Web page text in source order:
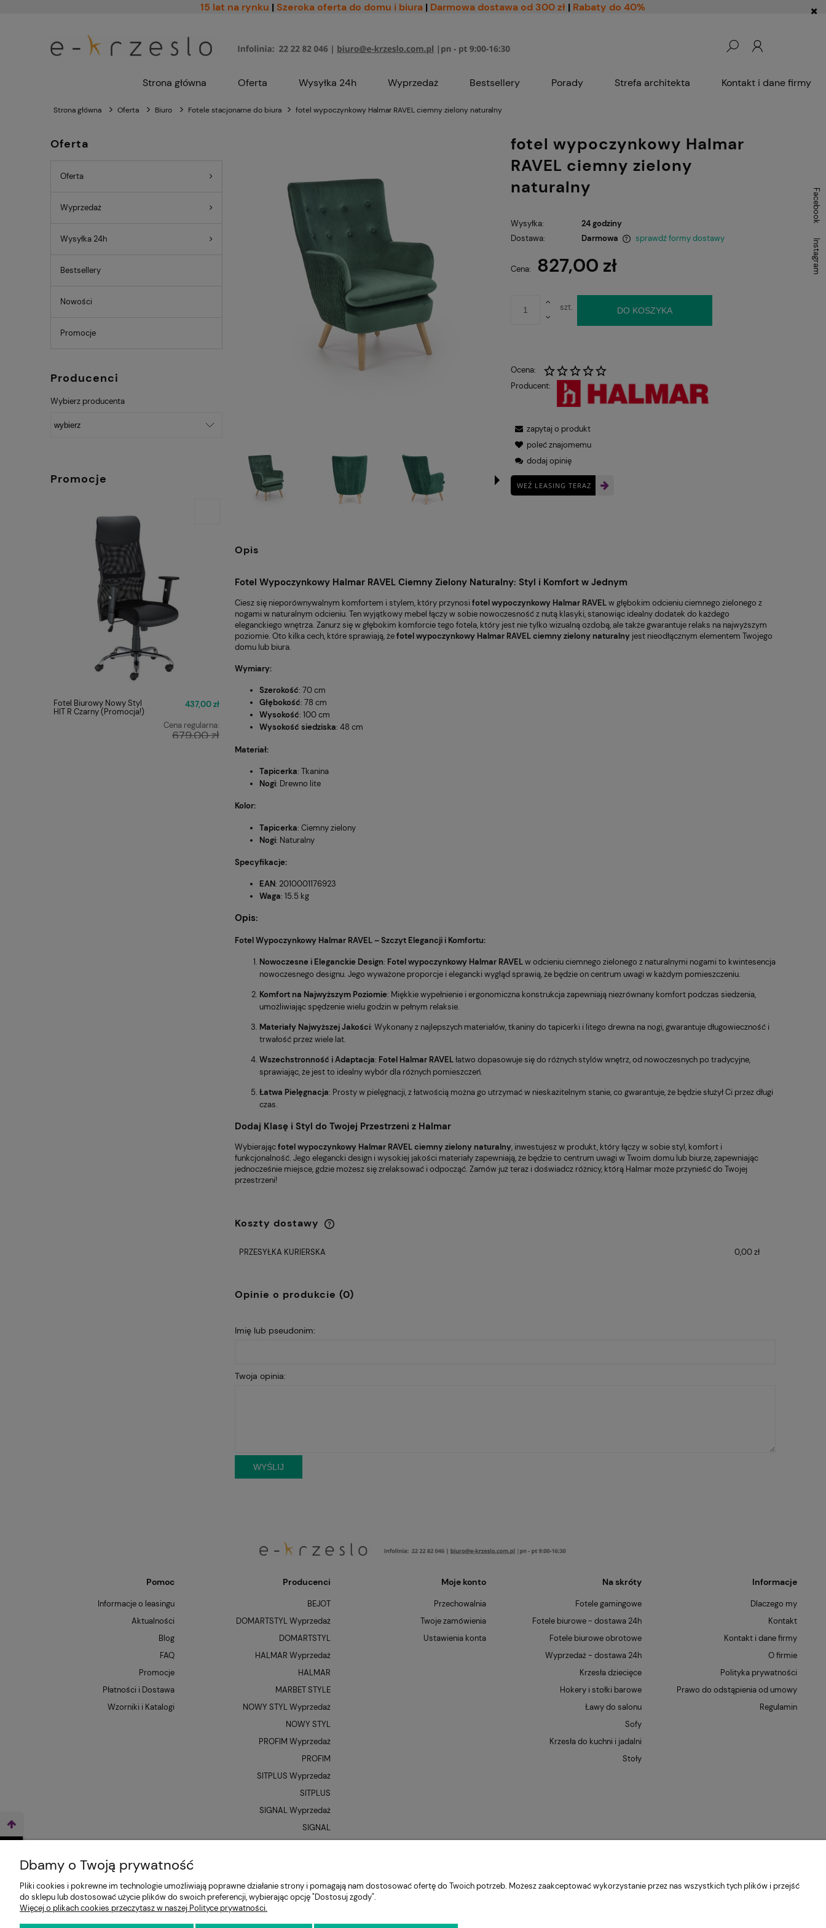
15 lat na rynku | Szeroka oferta do domu i biura | Darmowa dostawa od 300 zł | Rabaty do 40%
Strona główna Oferta Wysyłka 24h Wyprzedaż Bestsellery Porady Strefa architekta Kontakt i dane firmy
Strona główna Oferta Biuro Fotele stacjonarne do biura fotel wypoczynkowy Halmar RAVEL ciemny zielony naturalny
Oferta
Oferta
Wyprzedaż
Wysyłka 24h
Bestsellery
Nowości
Promocje
Producenci
Wybierz producenta
Promocje
Fotel Biurowy Nowy Styl
HIT R Czarny (Promocja!)
437,00 zł
Cena regularna:
679,00 zł
FOTEL OBROTOWY VIRE
Q-025 CZARNY
Cena regularna:
fotel wypoczynkowy Halmar
RAVEL ciemny zielony
naturalny
Wysyłka:
24 godziny
Dostawa:
Darmowa
Cena nie zawiera ewentualnych kosztów
sprawdź formy dostawy
Cena: 827,00 zł
szt. DO KOSZYKA
Ocena:
Producent:
zapytaj o produkt
poleć znajomemu
dodaj opinię
WEŹ LEASING TERAZ
Opis
Fotel Wypoczynkowy Halmar RAVEL Ciemny Zielony Naturalny: Styl i Komfort w Jednym
Ciesz się nieporównywalnym komfortem i stylem, który przynosi fotel wypoczynkowy Halmar RAVELw głębokim odcieniu ciemnego zielonego z
nogami w naturalnym odcieniu. Ten wyjątkowy mebel łączy w sobie nowoczesność z nutą klasyki, stanowiąc idealny dodatek do każdego
eleganckiego wnętrza. Zanurz się w głębokim komforcie tego fotela, który jest nie tylko wizualną ozdobą, ale także gwarantuje relaks na najwyższym
poziomie. Oto kilka cech, które sprawiają, żefotel wypoczynkowy Halmar RAVEL ciemny zielony naturalny jest nieodłącznym elementem Twojego
domu lub biura.
Wymiary:
Szerokość: 70 cm
Głębokość: 78 cm
Wysokość: 100 cm
Wysokość siedziska: 48 cm
Materiał:
Tapicerka: Tkanina
Nogi: Drewno lite
Kolor:
Tapicerka: Ciemny zielony
Nogi: Naturalny
Specyfikacje:
EAN: 2010001176923
Waga: 15.5 kg
Opis:
Fotel Wypoczynkowy Halmar RAVEL– Szczyt Elegancji i Komfortu:
Nowoczesne i Eleganckie Design: Fotel wypoczynkowy Halmar RAVELw odcieniu ciemnego zielonego z naturalnymi nogami to kwintesencja
nowoczesnego designu. Jego wyważone proporcje i elegancki wygląd sprawią, że będzie on centrum uwagi w każdym pomieszczeniu.
Komfort na Najwyższym Poziomie: Miękkie wypełnienie i ergonomiczna konstrukcja zapewniają niezrównany komfort podczas siedzenia,
umożliwiając spędzenie wielu godzin w pełnym relaksie.
Materiały Najwyższej Jakości: Wykonany z najlepszych materiałów, tkaniny do tapicerki i litego drewna na nogi, gwarantuje długowieczność i
trwałość przez wiele lat.
Wszechstronność i Adaptacja: Fotel Halmar RAVELłatwo dopasowuje się do różnych stylów wnętrz, od nowoczesnych po tradycyjne,
sprawiając, że jest to idealny wybór dla różnych pomieszczeń.
Łatwa Pielęgnacja: Prosty w pielęgnacji, z łatwością można go utrzymać w nieskazitelnym stanie, co gwarantuje, że będzie służył Ci przez długi
czas.
Dodaj Klasę i Styl do Twojej Przestrzeni z Halmar
Wybierającfotel wypoczynkowy Halmar RAVEL ciemny zielony naturalny, inwestujesz w produkt, który łączy w sobie styl, komfort i
funkcjonalność. Jego elegancki design i wysokiej jakości materiały zapewniają, że będzie to centrum uwagi w Twoim domu lub biurze, zapewniając
jednocześnie miejsce, gdzie możesz się zrelaksować i odpocząć. Zamów już teraz i doświadcz różnicy, którą Halmar może przynieść do Twojej
przestrzeni!
Koszty dostawy
PRZESYŁKA KURIERSKA 0,00 zł
Opinie o produkcie (0)
Imię lub pseudonim:
Twoja opinia:
WYŚLIJ
Facebook
Instagram
Pomoc
Informacje o leasingu
Aktualności
Blog
FAQ
Promocje
Płatności i Dostawa
Wzorniki i Katalogi
Producenci
BEJOT
DOMARTSTYL Wyprzedaż
DOMARTSTYL
HALMAR Wyprzedaż
HALMAR
MARBET STYLE
NOWY STYL Wyprzedaż
NOWY STYL
PROFIM Wyprzedaż
PROFIM
SITPLUS Wyprzedaż
SITPLUS
SIGNAL Wyprzedaż
SIGNAL
Moje konto
Przechowalnia
Twoje zamówienia
Ustawienia konta
Na skróty
Fotele gamingowe
Fotele biurowe - dostawa 24h
Fotele biurowe obrotowe
Wyprzedaż - dostawa 24h
Krzesła dziecięce
Hokery i stołki barowe
Ławy do salonu
Sofy
Krzesła do kuchni i jadalni
Stoły
Informacje
Dlaczego my
Kontakt
Kontakt i dane firmy
O firmie
Polityka prywatności
Prawo do odstąpienia od umowy
Regulamin
Dbamy o Twoją prywatność
Pliki cookies i pokrewne im technologie umożliwiają poprawne działanie strony i pomagają nam dostosować ofertę do Twoich potrzeb. Możesz zaakceptować wykorzystanie przez nas wszystkich tych plików i przejść
do sklepu lub dostosować użycie plików do swoich preferencji, wybierając opcję "Dostosuj zgody".
Więcej o plikach cookies przeczytasz w naszej Polityce prywatności.